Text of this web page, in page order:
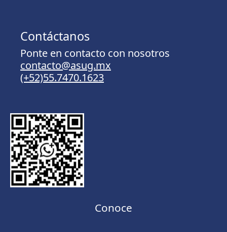
Contáctanos
Ponte en contacto con nosotros
contacto@asug.mx
(+52)55.7470.1623
Conoce